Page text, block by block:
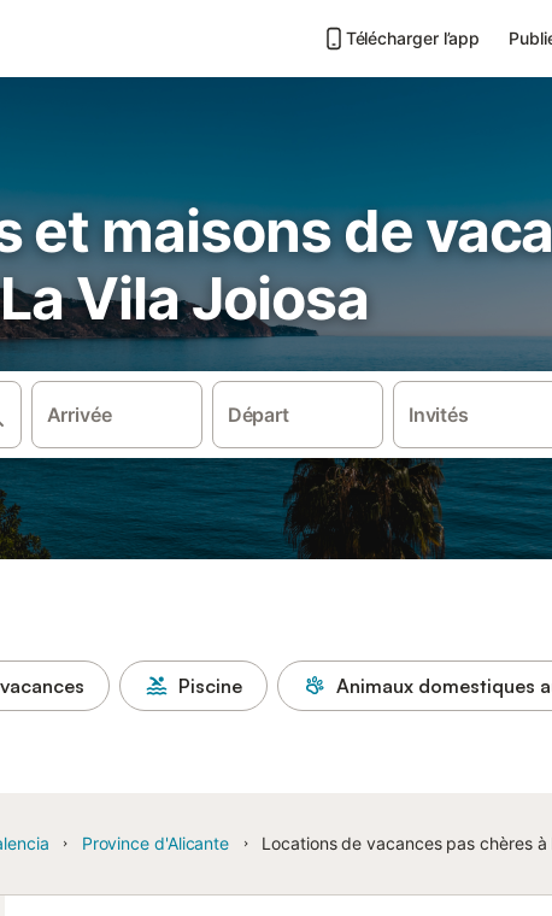
Télécharger l’app
et maisons de
Vila Joiosa
Arrivée Départ Invités
Piscine Animaux domestiques
Province d'Alicante Locations de vacances pas chères à